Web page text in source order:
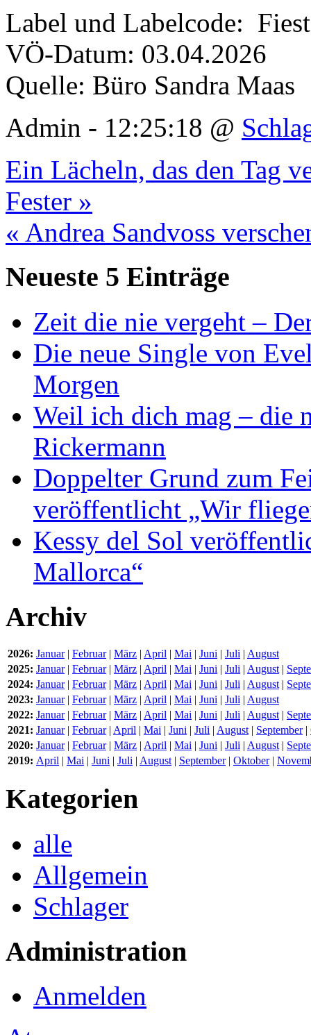
Label und Labelcode:
VÖ-Datum: 03.04.2026
Quelle: Büro Sandra Maas
Admin - 12:25:18 @
Ein Lächeln, das den Tag
Fester »
« Andrea Sandvoss
Neueste 5 Einträge
Zeit die nie vergeht –
Die neue Single von
Morgen
Weil ich dich mag – die
Rickermann
Doppelter Grund zum
veröffentlicht „Wir
Kessy del Sol
Mallorca“
Archiv
2026: Januar| Februar| März | April | Mai | Juni | Juli | August
2025: Januar| Februar| März | April | Mai | Juni | Juli | August|
2024: Januar| Februar| März | April | Mai | Juni | Juli | August|
2023: Januar| Februar| März | April | Mai | Juni | Juli | August
2022: Januar| Februar| März | April | Mai | Juni | Juli | August|
2021: Januar| Februar| April | Mai | Juni | Juli | August| September|
2020: Januar| Februar| März | April | Mai | Juni | Juli | August|
2019: April | Mai | Juni | Juli | August| September| Oktober|
Kategorien
alle
Allgemein
Schlager
Administration
Anmelden